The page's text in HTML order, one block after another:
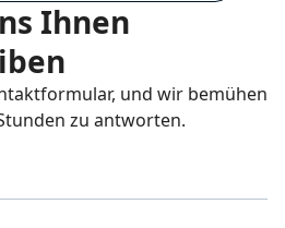
Ihnen
und wir bemühen
zu antworten.